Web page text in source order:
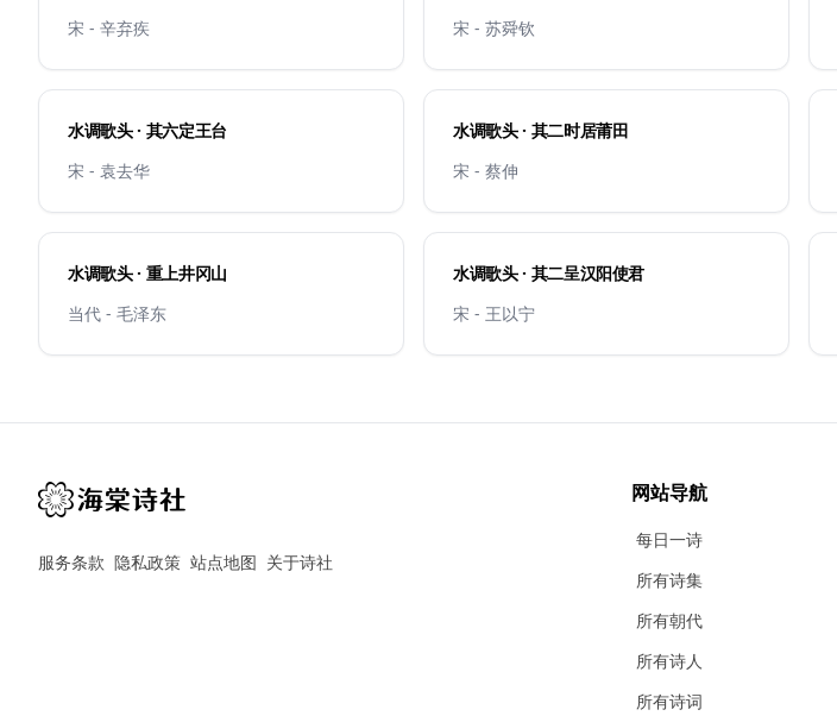
宋 - 辛弃疾
宋 - 苏舜钦
水调歌头 · 其六定王台
宋 - 袁去华
水调歌头 · 其二时居莆田
宋 - 蔡伸
水调歌头 · 重上井冈山
当代 - 毛泽东
水调歌头 · 其二呈汉阳使君
宋 - 王以宁
服务条款 隐私政策 站点地图 关于诗社
网站导航
每日一诗
所有诗集
所有朝代
所有诗人
所有诗词